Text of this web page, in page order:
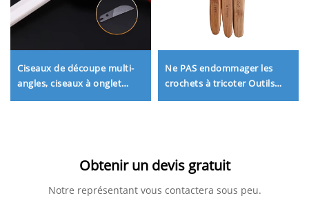
Ciseaux de découpe multi-
angles, ciseaux à onglet
réglables pour gaines et
Ne PAS endommager les
crochets à tricoter Outils
d'accessoires pour
tendu
Obtenir un devis gratuit
Notre représentant vous contactera sous peu.